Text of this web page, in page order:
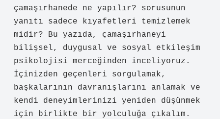
çamaşırhanede ne yapılır? sorusunun
yanıtı sadece kıyafetleri temizlemek
midir? Bu yazıda, çamaşırhaneyi
bilişsel, duygusal ve sosyal etkileşim
psikolojisi merceğinden inceliyoruz.
İçinizden geçenleri sorgulamak,
başkalarının davranışlarını anlamak ve
kendi deneyimlerinizi yeniden düşünmek
için birlikte bir yolculuğa çıkalım.